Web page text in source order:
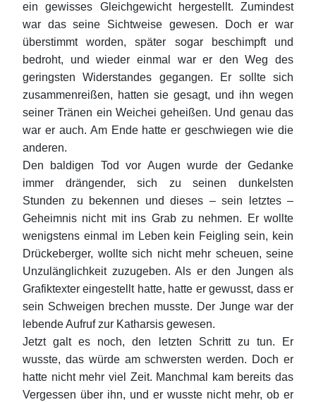
ein gewisses Gleichgewicht hergestellt. Zumindest
war das seine Sichtweise gewesen. Doch er war
überstimmt worden, später sogar beschimpft und
bedroht, und wieder einmal war er den Weg des
geringsten Widerstandes gegangen. Er sollte sich
zusammenreißen, hatten sie gesagt, und ihn wegen
seiner Tränen ein Weichei geheißen. Und genau das
war er auch. Am Ende hatte er geschwiegen wie die
anderen.
Den baldigen Tod vor Augen wurde der Gedanke
immer drängender, sich zu seinen dunkelsten
Stunden zu bekennen und dieses – sein letztes –
Geheimnis nicht mit ins Grab zu nehmen. Er wollte
wenigstens einmal im Leben kein Feigling sein, kein
Drückeberger, wollte sich nicht mehr scheuen, seine
Unzulänglichkeit zuzugeben. Als er den Jungen als
Grafiktexter eingestellt hatte, hatte er gewusst, dass er
sein Schweigen brechen musste. Der Junge war der
lebende Aufruf zur Katharsis gewesen.
Jetzt galt es noch, den letzten Schritt zu tun. Er
wusste, das würde am schwersten werden. Doch er
hatte nicht mehr viel Zeit. Manchmal kam bereits das
Vergessen über ihn, und er wusste nicht mehr, ob er